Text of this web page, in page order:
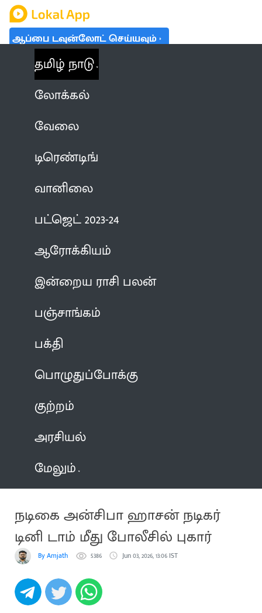
ஆப்பை டவுன்லோட் செய்யவும்
தமிழ் நாடு
லோக்கல்
வேலை
டிரெண்டிங்
வானிலை
பட்ஜெட் 2023-24
ஆரோக்கியம்
இன்றைய ராசி பலன்
பஞ்சாங்கம்
பக்தி
பொழுதுப்போக்கு
குற்றம்
அரசியல்
மேலும்
நடிகை அன்சிபா ஹாசன் நடிகர்
டினி டாம் மீது போலீசில் புகார்
By Amjath 5386 Jun 03, 2026, 13:06 IST